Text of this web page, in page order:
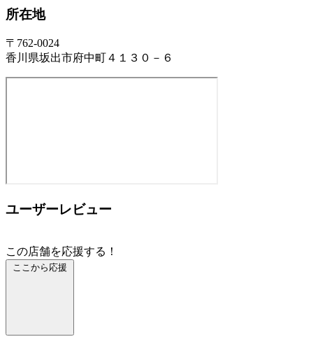
所在地
〒762-0024
香川県坂出市府中町４１３０－６
ユーザーレビュー
この店舗を応援する！
ここから応援